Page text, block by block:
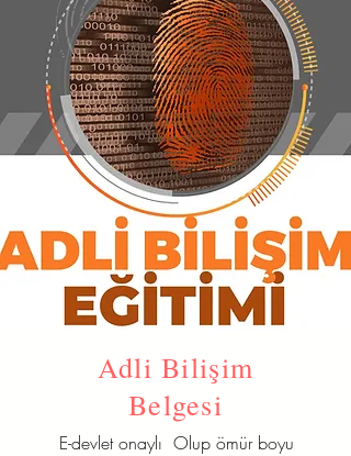
Adli Bilişim
Belgesi
E-devlet onaylı Olup ömür boyu